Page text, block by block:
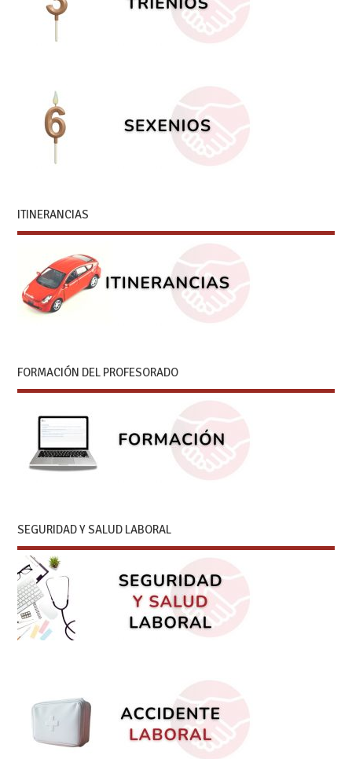
ITINERANCIAS
FORMACIÓN DEL PROFESORADO
SEGURIDAD Y SALUD LABORAL